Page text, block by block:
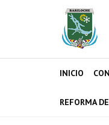
INICIO
REFORMA